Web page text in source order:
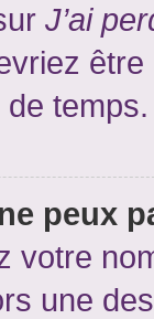
J’ai
temps.
peux
votre
une